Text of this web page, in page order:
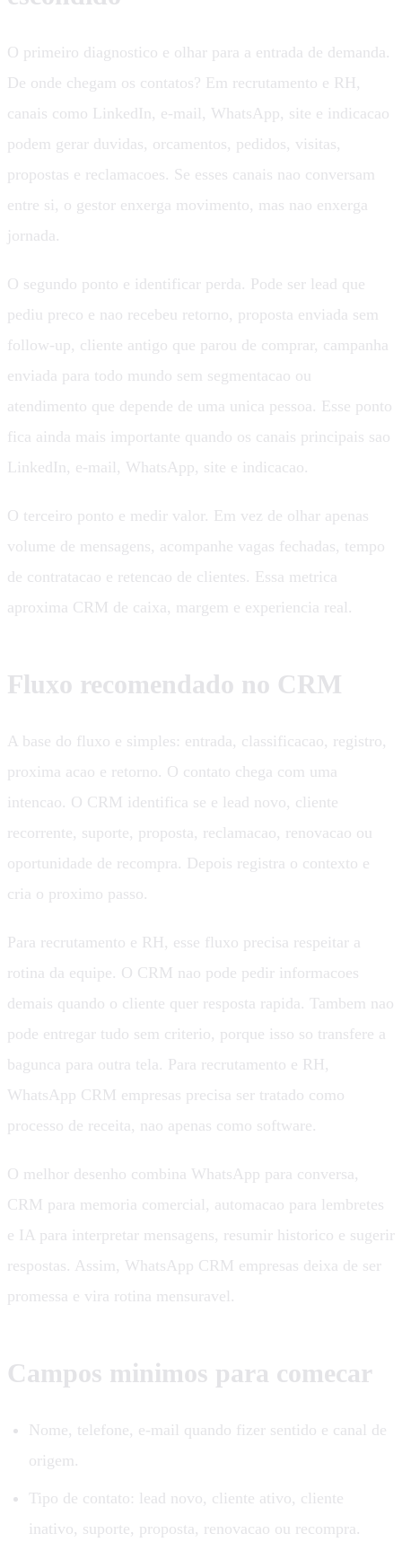
O primeiro diagnostico e olhar para a entrada de demanda.
De onde chegam os contatos? Em recrutamento e RH,
canais como LinkedIn, e-mail, WhatsApp, site e indicacao
podem gerar duvidas, orcamentos, pedidos, visitas,
propostas e reclamacoes. Se esses canais nao conversam
entre si, o gestor enxerga movimento, mas nao enxerga
jornada.
O segundo ponto e identificar perda. Pode ser lead que
pediu preco e nao recebeu retorno, proposta enviada sem
follow-up, cliente antigo que parou de comprar, campanha
enviada para todo mundo sem segmentacao ou
atendimento que depende de uma unica pessoa. Esse ponto
fica ainda mais importante quando os canais principais sao
LinkedIn, e-mail, WhatsApp, site e indicacao.
O terceiro ponto e medir valor. Em vez de olhar apenas
volume de mensagens, acompanhe vagas fechadas, tempo
de contratacao e retencao de clientes. Essa metrica
aproxima CRM de caixa, margem e experiencia real.
Fluxo recomendado no CRM
A base do fluxo e simples: entrada, classificacao, registro,
proxima acao e retorno. O contato chega com uma
intencao. O CRM identifica se e lead novo, cliente
recorrente, suporte, proposta, reclamacao, renovacao ou
oportunidade de recompra. Depois registra o contexto e
cria o proximo passo.
Para recrutamento e RH, esse fluxo precisa respeitar a
rotina da equipe. O CRM nao pode pedir informacoes
demais quando o cliente quer resposta rapida. Tambem nao
pode entregar tudo sem criterio, porque isso so transfere a
bagunca para outra tela. Para recrutamento e RH,
WhatsApp CRM empresas precisa ser tratado como
processo de receita, nao apenas como software.
O melhor desenho combina WhatsApp para conversa,
CRM para memoria comercial, automacao para lembretes
e IA para interpretar mensagens, resumir historico e sugerir
respostas. Assim, WhatsApp CRM empresas deixa de ser
promessa e vira rotina mensuravel.
Campos minimos para comecar
Nome, telefone, e-mail quando fizer sentido e canal de
origem.
Tipo de contato: lead novo, cliente ativo, cliente
inativo, suporte, proposta, renovacao ou recompra.